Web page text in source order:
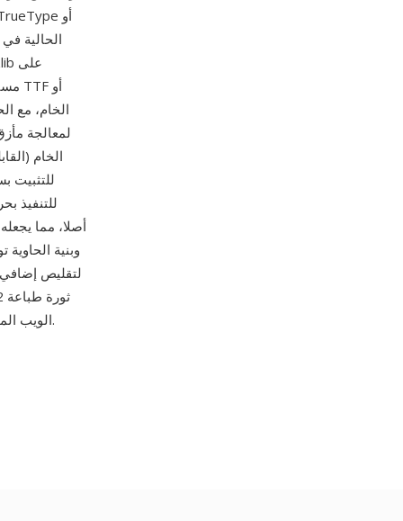
للتثبيت
للتنفيذ
وبنية
الويب المخصصة التي حولت تصميم الويب من حفنة من خطوط النظام إلى ملايين خيارات الخطوط.